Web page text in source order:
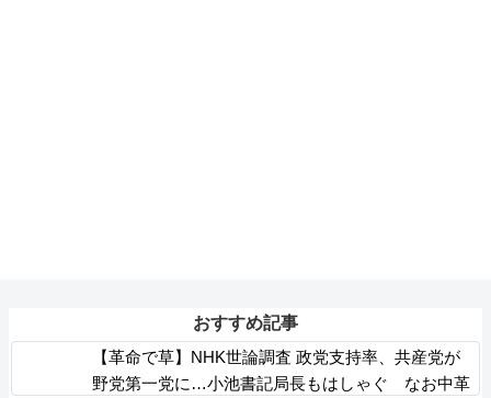
おすすめ記事
【革命で草】NHK世論調査 政党支持率、共産党が
野党第一党に…小池書記局長もはしゃぐ なお中革